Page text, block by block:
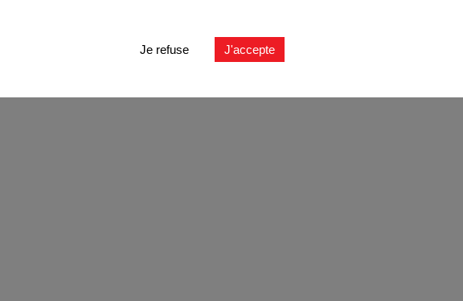
Je refuse J'accepte